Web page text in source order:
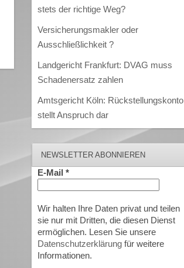
stets der richtige Weg?
Versicherungsmakler oder
Ausschließlichkeit ?
Landgericht Frankfurt: DVAG muss
Schadenersatz zahlen
Amtsgericht Köln: Rückstellungskonto
stellt Anspruch dar
NEWSLETTER ABONNIEREN
E-Mail *
Wir halten Ihre Daten privat und teilen
sie nur mit Dritten, die diesen Dienst
ermöglichen. Lesen Sie unsere
Datenschutzerklärungfür weitere
Informationen.